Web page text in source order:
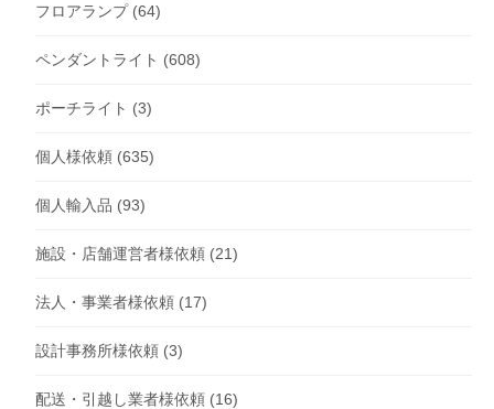
フロアランプ(64)
ペンダントライト (608)
ポーチライト (3)
個人様依頼 (635)
個人輸入品 (93)
施設・店舗運営者様依頼 (21)
法人・事業者様依頼 (17)
設計事務所様依頼 (3)
配送・引越し業者様依頼 (16)